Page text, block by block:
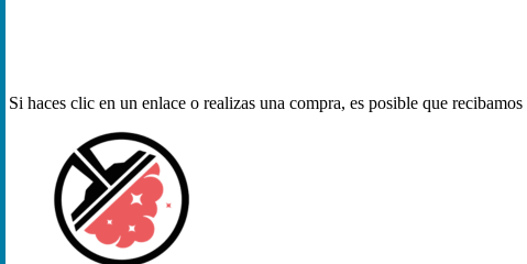
Si haces clic en un enlace o realizas una compra, es posible que